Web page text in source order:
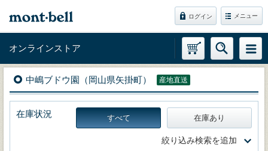
ログイン メニュー
オンラインストア
中嶋ブドウ園（岡山県矢掛町） 産地直送
在庫状況 すべて 在庫あり
絞り込み検索を追加